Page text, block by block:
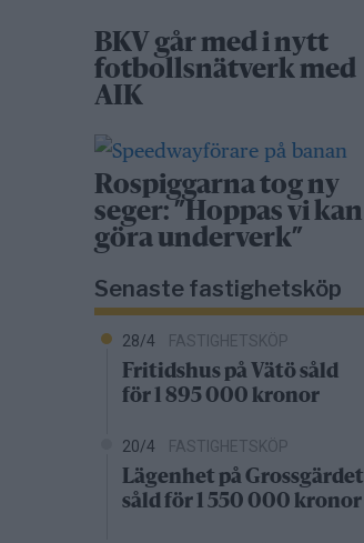
BKV går med i nytt
fotbollsnätverk med
AIK
Rospiggarna tog ny
seger: ”Hoppas vi kan
göra underverk”
Senaste fastighetsköp
28/4 FASTIGHETSKÖP
Fritidshus på Vätö såld
för 1 895 000 kronor
20/4 FASTIGHETSKÖP
Lägenhet på Grossgärdet
såld för 1 550 000 kronor